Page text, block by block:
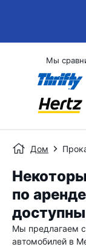
Мы
Дом
по
Мы предлагаем
автомобилей в